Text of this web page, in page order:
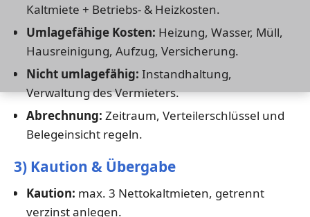
Kaltmiete + Betriebs- & Heizkosten.
Umlagefähige Kosten: Heizung, Wasser, Müll,
Hausreinigung, Aufzug, Versicherung.
Nicht umlagefähig: Instandhaltung,
Verwaltung des Vermieters.
Abrechnung: Zeitraum, Verteilerschlüssel und
Belegeinsicht regeln.
3) Kaution & Übergabe
Kaution: max. 3 Nettokaltmieten, getrennt
verzinst anlegen.